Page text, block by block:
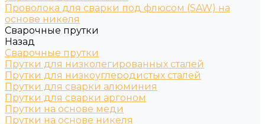
Проволока для сварки под флюсом (SAW) на
основе никеля
Сварочные прутки
Назад
Сварочные прутки
Прутки для низколегированных сталей
Прутки для низкоуглеродистых сталей
Прутки для сварки алюминия
Прутки для сварки аргоном
Прутки на основе меди
Прутки на основе никеля